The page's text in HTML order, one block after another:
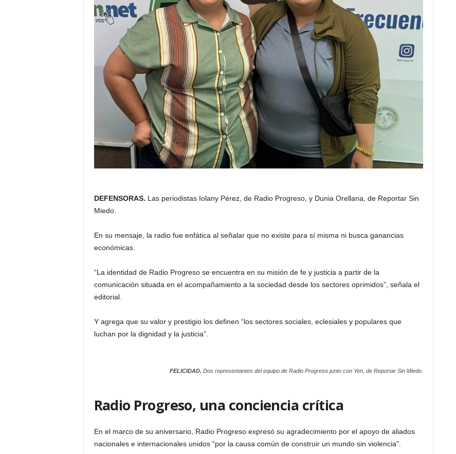
DEFENSORAS. Las periodistas Iolany Pérez, de Radio Progreso, y Dunia Orellana, de Reportar Sin
Miedo.
En su mensaje, la radio fue enfática al señalar que no existe para sí misma ni busca ganancias
económicas.
“La identidad de Radio Progreso se encuentra en su misión de fe y justicia a partir de la
comunicación situada en el acompañamiento a la sociedad desde los sectores oprimidos”, señala el
editorial.
Y agrega que su valor y prestigio los definen “los sectores sociales, eclesiales y populares que
luchan por la dignidad y la justicia”.
FELICIDAD. Dos representantes del equipo de Radio Progreso junto con Yen, de Reportar Sin Miedo.
Radio Progreso, una conciencia crítica
En el marco de su aniversario, Radio Progreso expresó su agradecimiento por el apoyo de aliados
nacionales e internacionales unidos “por la causa común de construir un mundo sin violencia”.